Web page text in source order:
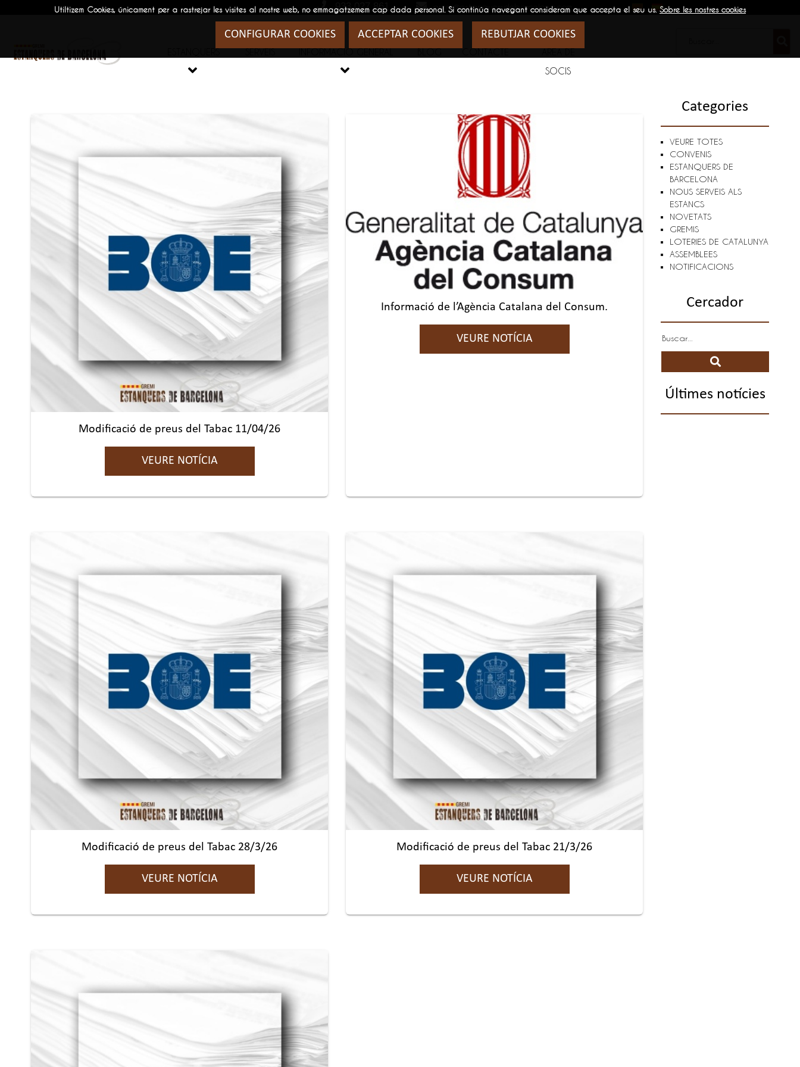
Utiltizem Cookies, únicament per a rastrejar les visites al nostre web, no emmagatzemem cap dada personal. Si continúa navegant consideram que accepta el seu us. Sobre les nostres cookies
CONFIGURAR COOKIES ACCEPTAR COOKIES REBUTJAR COOKIES
933 027 861 gremi@estanquersdebarcelona.com
 
SOCIS
Modificació de preus del Tabac 11/04/26
VEURE NOTÍCIA
Informació de l’Agència Catalana del Consum.
VEURE NOTÍCIA
Modificació de preus del Tabac 28/3/26
VEURE NOTÍCIA
Modificació de preus del Tabac 21/3/26
VEURE NOTÍCIA
Categories
VEURE TOTES
CONVENIS
ESTANQUERS DE
BARCELONA
NOUS SERVEIS ALS
ESTANCS
NOVETATS
GREMIS
LOTERIES DE CATALUNYA
ASSEMBLEES
NOTIFICACIONS
Cercador
Últimes notícies